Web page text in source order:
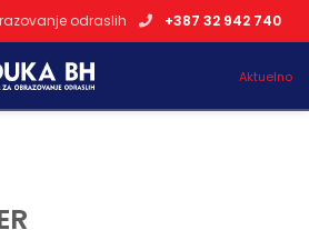
odraslih +387 32 942 740
Aktuelno